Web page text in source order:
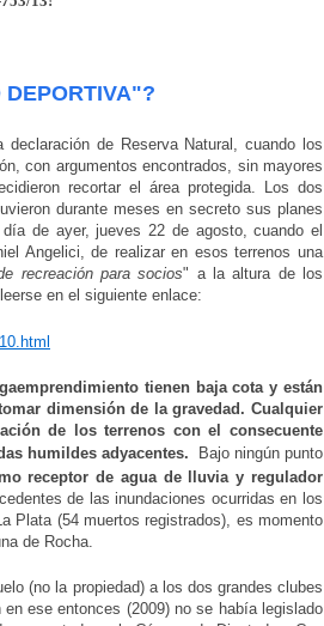
DEPORTIVA"?
de Reserva Natural, cuando los
con argumentos encontrados, sin mayores
recortar el área protegida. Los dos
durante meses en secreto sus planes
de ayer, jueves 22 de agosto, cuando el
Angelici, de realizar en esos terrenos una
recreación para socios" a la altura de los
en el siguiente enlace:
tienen baja cota y están
dimensión de la gravedad. Cualquier
de los terrenos con el consecuente
humildes adyacentes.
Bajo ningún punto
receptor de agua de lluvia y regulador
de las inundaciones ocurridas en los
Plata (54 muertos registrados), es momento
de Rocha.
(no la propiedad) a los dos grandes clubes
ese entonces (2009) no se había legislado